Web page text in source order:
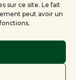
sur ce site. Le fait
peut avoir un
de la